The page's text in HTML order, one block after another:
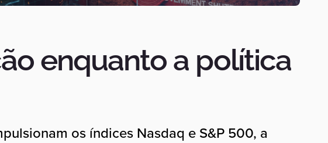
enquanto a política
os índices Nasdaq e S&P 500, a